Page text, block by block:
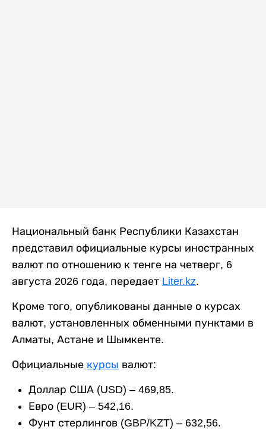
Национальный банк Республики Казахстан
представил официальные курсы иностранных
валют по отношению к тенге на четверг, 6
августа 2026 года, передает Liter.kz.
Кроме того, опубликованы данные о курсах
валют, установленных обменными пунктами в
Алматы, Астане и Шымкенте.
Официальные курсы валют:
Доллар США (USD) – 469,85.
Евро (EUR) – 542,16.
Фунт стерлингов (GBP/KZT) – 632,56.